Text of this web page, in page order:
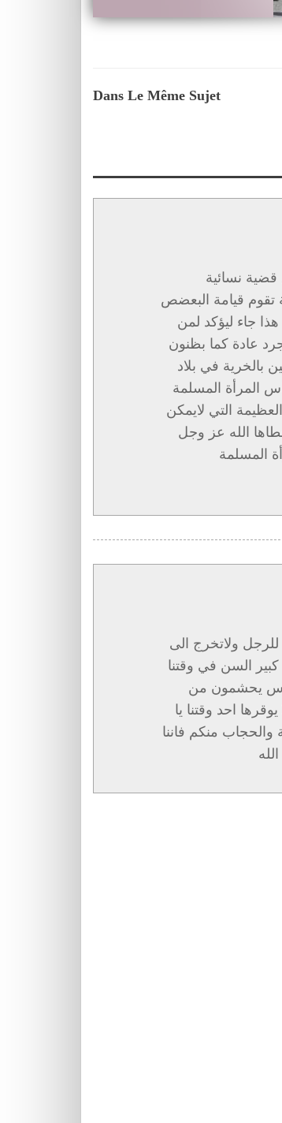
Dans Le Même Sujet
قضية نسائية
تقوم قيامة البعضص
جاء ليؤكد لمن
عادة كما بظنون
بالخرية في بلاد
المرأة المسلمة
التي لايمكن
الله عز وجل
المسلمة
ولاتخرج الى
السن في وقتنا
يحشمون من
احد وقتنا يا
منكم فاننا